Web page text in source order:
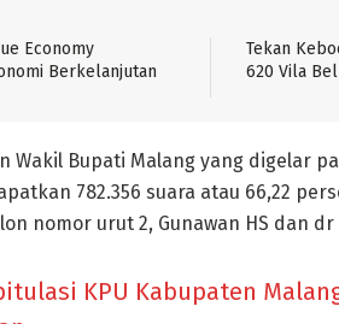
Economy
Berkelanjutan
Tekan
620 Vila
Wakil Bupati Malang yang digelar
782.356 suara atau 66,22
nomor urut 2, Gunawan HS dan dr
KPU Kabupaten